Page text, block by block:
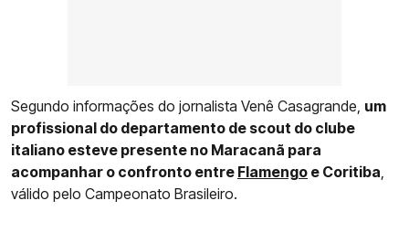
Segundo informações do jornalista Venê Casagrande, um
profissional do departamento de scout do clube
italiano esteve presente no Maracanã para
acompanhar o confronto entre Flamengo e Coritiba
válido pelo Campeonato Brasileiro.